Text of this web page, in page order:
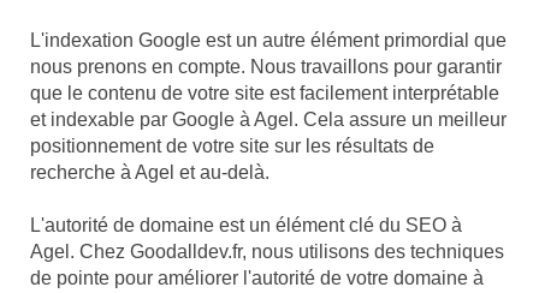
L'indexation Google est un autre élément primordial que
nous prenons en compte. Nous travaillons pour garantir
que le contenu de votre site est facilement interprétable
et indexable par Google à Agel. Cela assure un meilleur
positionnement de votre site sur les résultats de
recherche à Agel et au-delà.
L'autorité de domaine est un élément clé du SEO à
Agel. Chez Goodalldev.fr, nous utilisons des techniques
de pointe pour améliorer l'autorité de votre domaine à